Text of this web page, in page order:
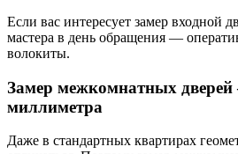
Если вас интересует замер входной
мастера в день обращения —
волокиты.
Замер межкомнатных
миллиметра
Даже в стандартных квартирах